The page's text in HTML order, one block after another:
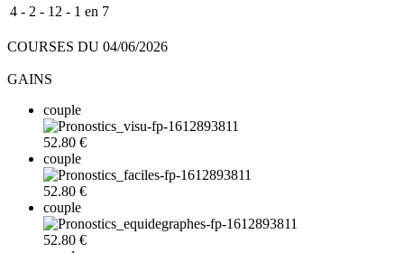
4 - 2 - 12 - 1 en 7
COURSES DU 04/06/2026
GAINS
couple
52.80 €
couple
52.80 €
couple
52.80 €